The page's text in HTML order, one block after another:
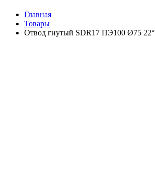
Главная
Товары
Отвод гнутый SDR17 ПЭ100 Ø75 22°